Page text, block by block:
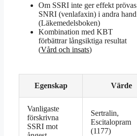
Om SSRI inte ger effekt prövas
SNRI (venlafaxin) i andra hand
(Läkemedelsboken)
Kombination med KBT
förbättrar långsiktiga resultat
(Vård och insats)
Egenskap Värde
Vanligaste
förskrivna
SSRI mot
Sertralin,
Escitalopram
(1177)